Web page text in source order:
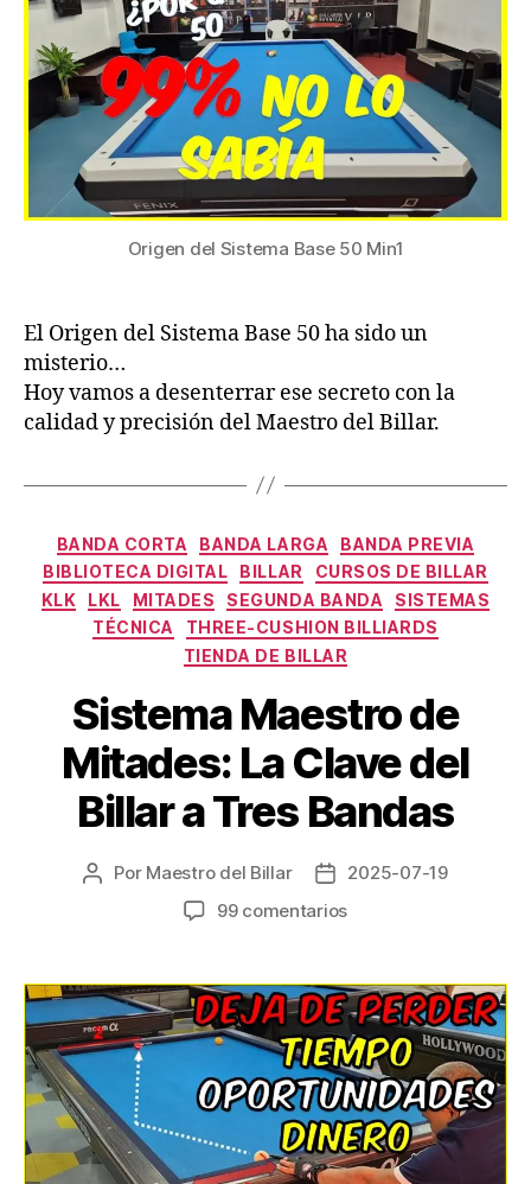
en
el
Billar
a
Bandas
Origen del Sistema Base 50 Min1
El Origen del Sistema Base 50 ha sido un
misterio…
Hoy vamos a desenterrar ese secreto con la
calidad y precisión del Maestro del Billar.
Categorías
BANDA CORTA BANDA LARGA
BANDA PREVIA
BIBLIOTECA DIGITAL
BILLAR
CURSOS DE BILLAR
KLK
LKL MITADES SEGUNDA BANDA
SISTEMAS
TÉCNICA
THREE-CUSHION BILLIARDS
TIENDA DE BILLAR
Sistema Maestro de
Mitades: La Clave del
Billar a Tres Bandas
Autor
Por Maestro del Billar
Fecha
de
2025-07-19
99 comentariosen
de
Mitades:
La
Clave
del
Billar
a
Tres